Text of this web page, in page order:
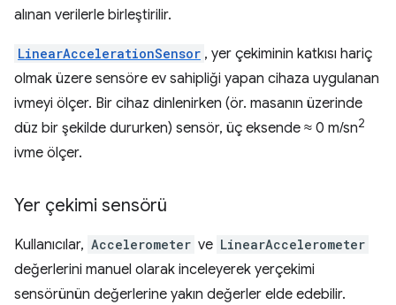
alınan verilerle birleştirilir.
LinearAccelerationSensor , yer çekiminin katkısı hariç
olmak üzere sensöre ev sahipliği yapan cihaza uygulanan
ivmeyi ölçer. Bir cihaz dinlenirken (ör. masanın üzerinde
düz bir şekilde dururken) sensör, üç eksende ≈ 0 m/sn2
ivme ölçer.
Yer çekimi sensörü
Kullanıcılar, Accelerometer ve LinearAccelerometer
değerlerini manuel olarak inceleyerek yerçekimi
sensörünün değerlerine yakın değerler elde edebilir.